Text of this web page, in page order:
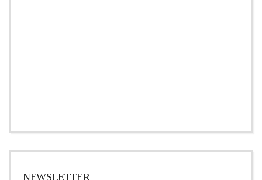
NEWSLETTER